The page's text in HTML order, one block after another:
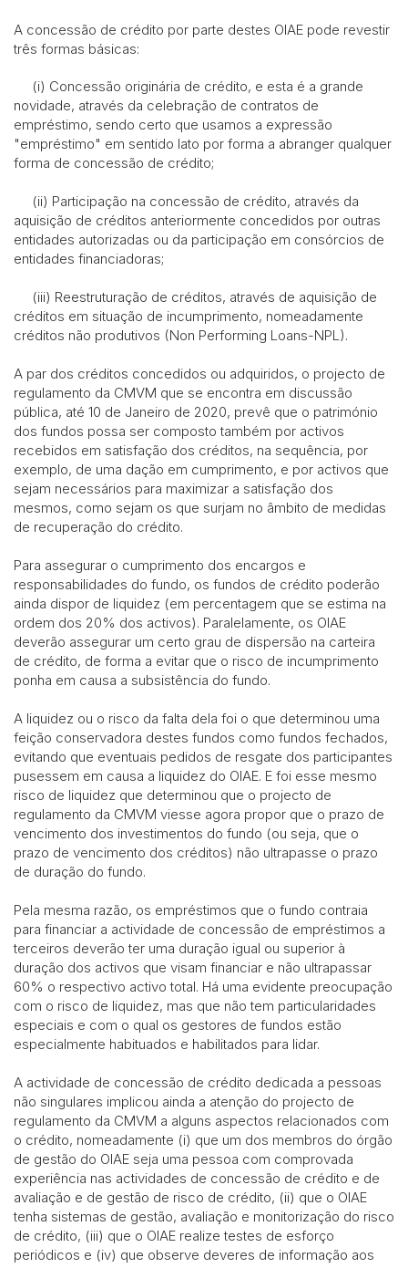
A concessão de crédito por parte destes OIAE pode revestir
três formas básicas:
(i) Concessão originária de crédito, e esta é a grande
novidade, através da celebração de contratos de
empréstimo, sendo certo que usamos a expressão
"empréstimo" em sentido lato por forma a abranger qualquer
forma de concessão de crédito;
(ii) Participação na concessão de crédito, através da
aquisição de créditos anteriormente concedidos por outras
entidades autorizadas ou da participação em consórcios de
entidades financiadoras;
(iii) Reestruturação de créditos, através de aquisição de
créditos em situação de incumprimento, nomeadamente
créditos não produtivos (Non Performing Loans-NPL).
A par dos créditos concedidos ou adquiridos, o projecto de
regulamento da CMVM que se encontra em discussão
pública, até 10 de Janeiro de 2020, prevê que o património
dos fundos possa ser composto também por activos
recebidos em satisfação dos créditos, na sequência, por
exemplo, de uma dação em cumprimento, e por activos que
sejam necessários para maximizar a satisfação dos
mesmos, como sejam os que surjam no âmbito de medidas
de recuperação do crédito.
Para assegurar o cumprimento dos encargos e
responsabilidades do fundo, os fundos de crédito poderão
ainda dispor de liquidez (em percentagem que se estima na
ordem dos 20% dos activos). Paralelamente, os OIAE
deverão assegurar um certo grau de dispersão na carteira
de crédito, de forma a evitar que o risco de incumprimento
ponha em causa a subsistência do fundo.
A liquidez ou o risco da falta dela foi o que determinou uma
feição conservadora destes fundos como fundos fechados,
evitando que eventuais pedidos de resgate dos participantes
pusessem em causa a liquidez do OIAE. E foi esse mesmo
risco de liquidez que determinou que o projecto de
regulamento da CMVM viesse agora propor que o prazo de
vencimento dos investimentos do fundo (ou seja, que o
prazo de vencimento dos créditos) não ultrapasse o prazo
de duração do fundo.
Pela mesma razão, os empréstimos que o fundo contraia
para financiar a actividade de concessão de empréstimos a
terceiros deverão ter uma duração igual ou superior à
duração dos activos que visam financiar e não ultrapassar
60% o respectivo activo total. Há uma evidente preocupação
com o risco de liquidez, mas que não tem particularidades
especiais e com o qual os gestores de fundos estão
especialmente habituados e habilitados para lidar.
A actividade de concessão de crédito dedicada a pessoas
não singulares implicou ainda a atenção do projecto de
regulamento da CMVM a alguns aspectos relacionados com
o crédito, nomeadamente (i) que um dos membros do órgão
de gestão do OIAE seja uma pessoa com comprovada
experiência nas actividades de concessão de crédito e de
avaliação e de gestão de risco de crédito, (ii) que o OIAE
tenha sistemas de gestão, avaliação e monitorização do risco
de crédito, (iii) que o OIAE realize testes de esforço
periódicos e (iv) que observe deveres de informação aos